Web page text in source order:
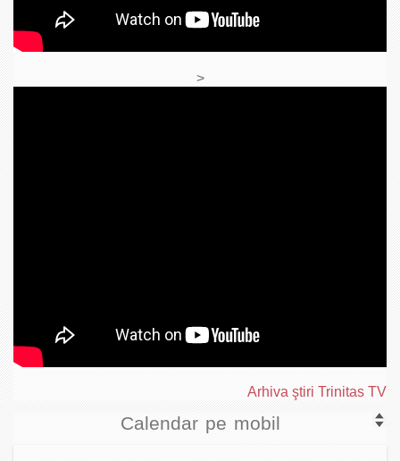
>
Arhiva ştiri Trinitas TV
Calendar pe mobil